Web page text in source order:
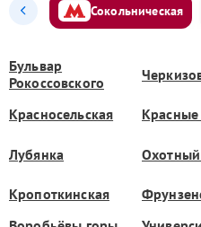
Сокольническая
Бульвар
Рокоссовского
Красносельская
Лубянка
Кропоткинская